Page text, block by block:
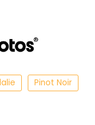
Pinot Noir